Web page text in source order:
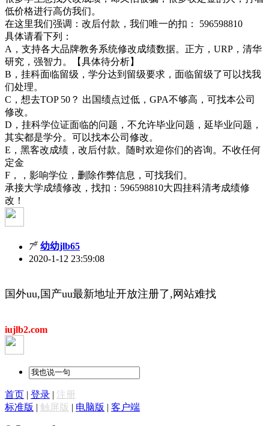
低价格进行高仿我们。
在这里我们强调：改后付款，我们唯一的扣： 596598810
具体请看下列：
A，支持各大品牌教务系统修改成绩数据。正方，URP，清华
研究，强智力。【具体待分析】
B，挂科面临留级，学分达到留级要求，面临留级了可以找我
们处理。
C，想去TOP 50？ 出国绩点过低，GPA不够高，可找本公司
修改。
D，挂科学位证面临的问题，不允许毕业问题，延毕业问题，
其实都是学分。可以找本公司修改。
E，黑客改成绩，改后付款。随时欢迎你们的咨询。不收任何
定金
F，，影响学位，删除作弊信息，可找我们。
承接大学成绩修改，找扣：596598810大四挂科清考成绩修
改！
7# 幼幼jlb65
2020-1-12 23:59:08
国外uu,国产uu最新地址开放注册了,网站难找
iujlb2.com
首页 | 登录 | 注册
标准版 | 触屏版 | 电脑版 | 客户端